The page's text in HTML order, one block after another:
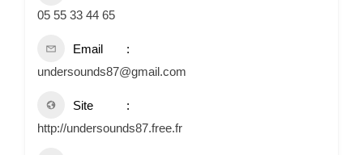
05 55 33 44 65
Email
undersounds87@gmail.com
Site
http://undersounds87.free.fr